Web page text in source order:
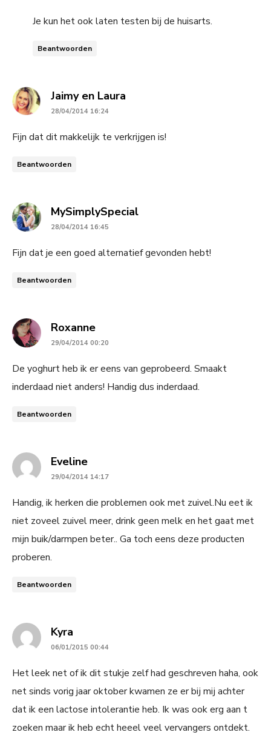
Je kun het ook laten testen bij de huisarts.
Beantwoorden
Jaimy en Laura
28/04/2014 16:24
Fijn dat dit makkelijk te verkrijgen is!
Beantwoorden
MySimplySpecialsays:
28/04/2014 16:45
Fijn dat je een goed alternatief gevonden hebt!
Beantwoorden
Roxannesays:
29/04/2014 00:20
De yoghurt heb ik er eens van geprobeerd. Smaakt
inderdaad niet anders! Handig dus inderdaad.
Beantwoorden
Evelinesays:
29/04/2014 14:17
Handig, ik herken die problemen ook met zuivel.Nu eet ik
niet zoveel zuivel meer, drink geen melk en het gaat met
mijn buik/darmpen beter.. Ga toch eens deze producten
proberen.
Beantwoorden
Kyra
06/01/2015 00:44
Het leek net of ik dit stukje zelf had geschreven haha, ook
net sinds vorig jaar oktober kwamen ze er bij mij achter
dat ik een lactose intolerantie heb. Ik was ook erg aan t
zoeken maar ik heb echt heeel veel vervangers ontdekt.